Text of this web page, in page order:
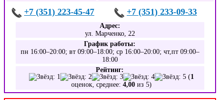
+7 (351) 223-45-47 +7 (351) 233-09-33
Адрес:
ул. Марченко, 22
График работы:
пн 16:00–20:00; вт 09:00–18:00; ср 16:00–20:00; чт,пт 09:00–
18:00
Рейтинг:
(1
оценок, среднее:4,00 из 5)